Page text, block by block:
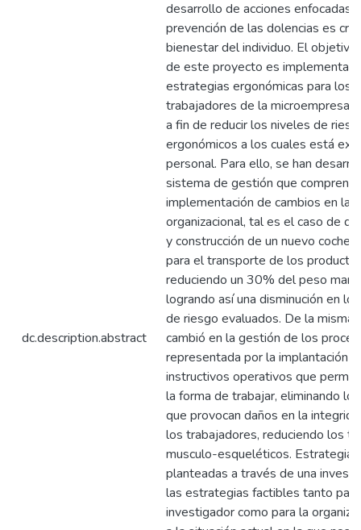
dc.description.abstract
desarrollo de acciones enfocadas
prevención de las dolencias es
bienestar del individuo. El objetivo
de este proyecto es implementar
estrategias ergonómicas para los
trabajadores de la microempresa
a fin de reducir los niveles de
ergonómicos a los cuales está
personal. Para ello, se han
sistema de gestión que
implementación de cambios en la
organizacional, tal es el caso de
y construcción de un nuevo coche
para el transporte de los
reduciendo un 30% del peso
logrando así una disminución en
de riesgo evaluados. De la misma
cambió en la gestión de los
representada por la implantación
instructivos operativos que
la forma de trabajar, eliminando
que provocan daños en la
los trabajadores, reduciendo los
musculo-esqueléticos. Estrategias
planteadas a través de una
las estrategias factibles tanto
investigador como para la